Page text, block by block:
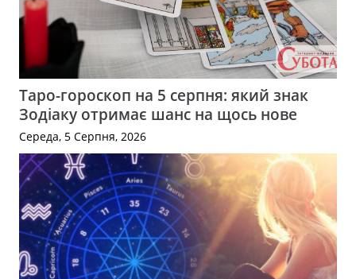
Таро-гороскоп на 5 серпня: який знак
Зодіаку отримає шанс на щось нове
Середа, 5 Серпня, 2026